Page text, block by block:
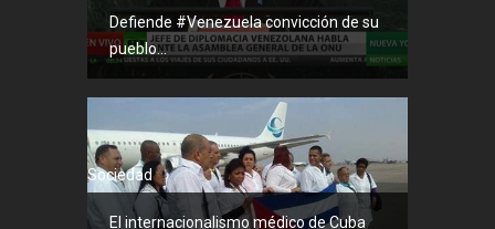
Defiende #Venezuela convicción de su
pueblo...
Sociedad
El internacionalismo médico de Cuba